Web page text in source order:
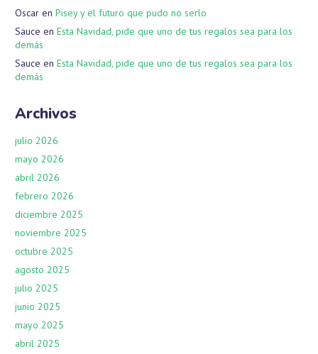
Oscar en Pisey y el futuro que pudo no serlo
Sauce en Esta Navidad, pide que uno de tus regalos sea para los
demás
Sauce en Esta Navidad, pide que uno de tus regalos sea para los
demás
Archivos
julio 2026
mayo 2026
abril 2026
febrero 2026
diciembre 2025
noviembre 2025
octubre 2025
agosto 2025
julio 2025
junio 2025
mayo 2025
abril 2025